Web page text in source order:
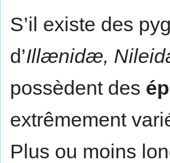
S’il existe des
d’Illænidæ,
possèdent des
extrêmement
Plus ou moins